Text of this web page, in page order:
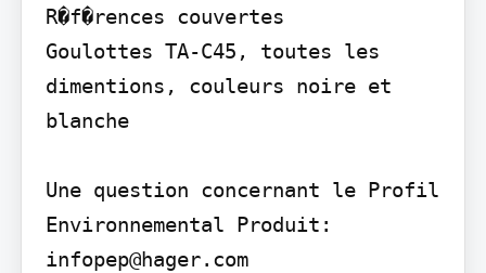
R�f�rences couvertes
Goulottes TA-C45, toutes les
dimentions, couleurs noire et
blanche
Une question concernant le Profil
Environnemental Produit:
infopep@hager.com